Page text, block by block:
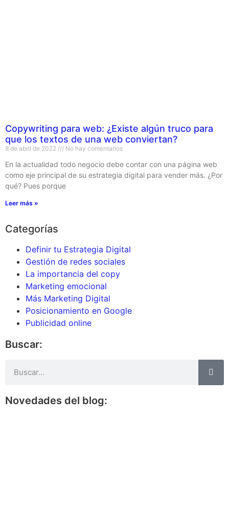
Copywriting para web: ¿Existe algún truco para
que los textos de una web conviertan?
8 de abril de 2022 No hay comentarios
En la actualidad todo negocio debe contar con una página web
como eje principal de su estrategia digital para vender más. ¿Por
qué? Pues porque
Leer más »
Categorías
Definir tu Estrategia Digital
Gestión de redes sociales
La importancia del copy
Marketing emocional
Más Marketing Digital
Posicionamiento en Google
Publicidad online
Buscar:
Novedades del blog: